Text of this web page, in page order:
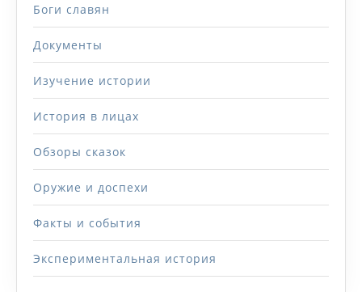
Боги славян
Документы
Изучение истории
История в лицах
Обзоры сказок
Оружие и доспехи
Факты и события
Экспериментальная история